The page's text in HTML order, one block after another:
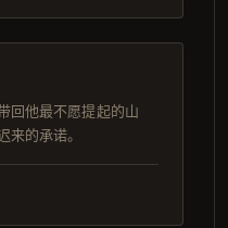
99分钟
回他最不愿提起的山
来的承诺。